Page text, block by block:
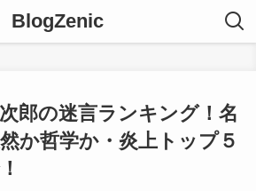
BlogZenic
郎の迷言ランキング！名
か哲学か・炎上トップ５